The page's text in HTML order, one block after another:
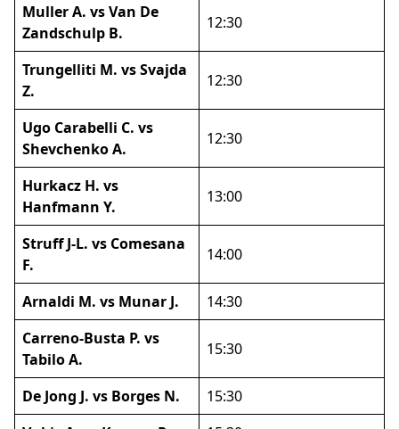
Muller A. vs Van De
Zandschulp B.
12:30
Trungelliti M. vs Svajda
Z.
12:30
Ugo Carabelli C. vs
Shevchenko A.
12:30
Hurkacz H. vs
Hanfmann Y.
13:00
Struff J-L. vs Comesana
F.
14:00
Arnaldi M. vs Munar J.
14:30
Carreno-Busta P. vs
Tabilo A.
15:30
De Jong J. vs Borges N.
15:30